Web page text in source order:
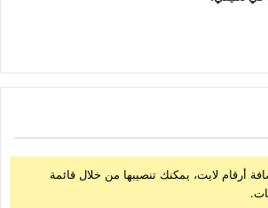
أرقام لايت، يمكنك تنصيبها من خلال قائمة